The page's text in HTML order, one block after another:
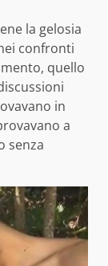
la gelosia
confronti
quello
in
a
senza